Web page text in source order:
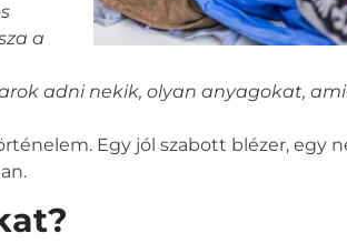
a
adni nekik, olyan anyagokat,
Egy jól szabott blézer, egy